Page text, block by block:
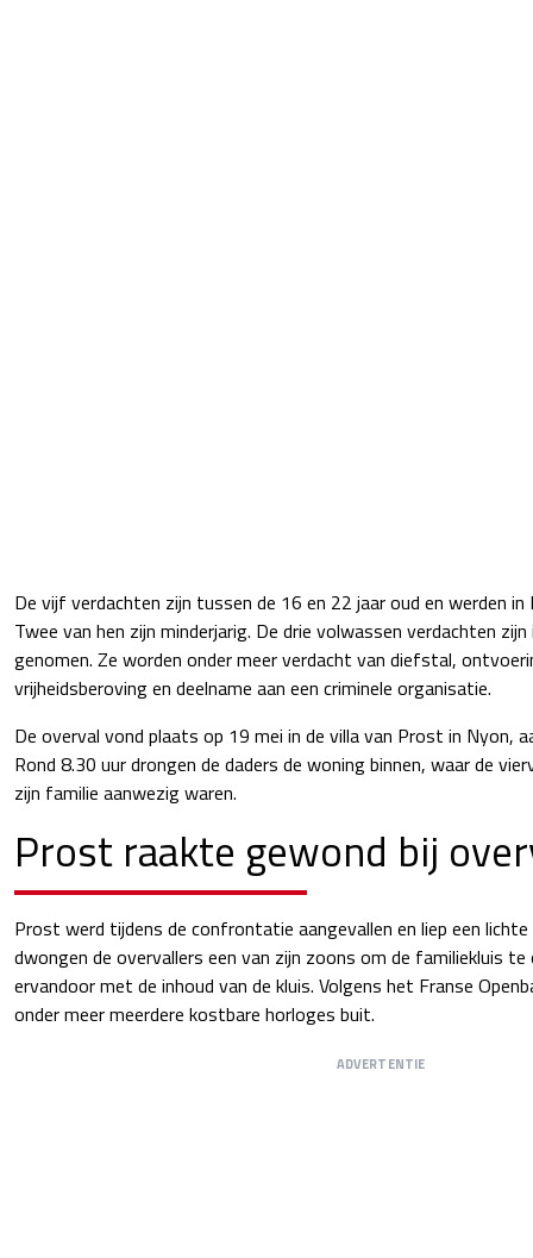
De vijf verdachten zijn tussen de 16 en 22 jaar oud en werden in
Twee van hen zijn minderjarig. De drie volwassen verdachten
genomen. Ze worden onder meer verdacht van diefstal,
vrijheidsberoving en deelname aan een criminele organisatie.
De overval vond plaats op 19 mei in de villa van Prost in Nyon,
Rond 8.30 uur drongen de daders de woning binnen, waar de
zijn familie aanwezig waren.
Prost raakte gewond bij
Prost werd tijdens de confrontatie aangevallen en liep een
dwongen de overvallers een van zijn zoons om de familiekluis te
ervandoor met de inhoud van de kluis. Volgens het Franse
onder meer meerdere kostbare horloges buit.
ADVERTENTIE